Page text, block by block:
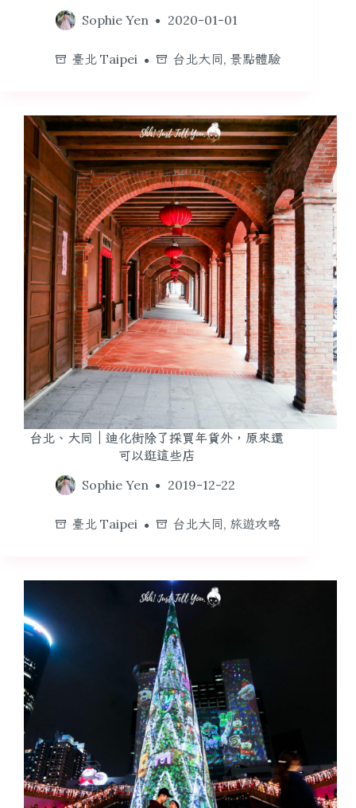
Sophie Yen
2020-01-01
臺北 Taipei 台北大同, 景點體驗
台北、大同｜迪化街除了採買年貨外，原來還
可以逛這些店
Sophie Yen
2019-12-22
臺北 Taipei 台北大同, 旅遊攻略